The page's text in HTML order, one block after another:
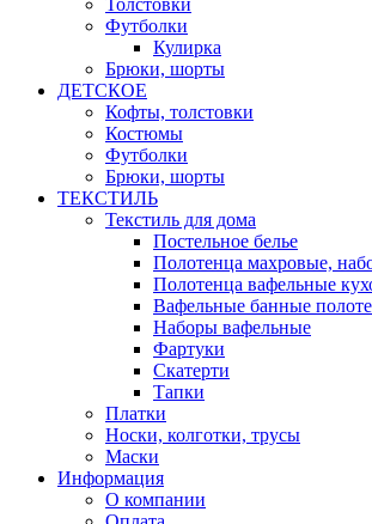
Толстовки
Футболки
Кулирка
Брюки, шорты
ДЕТСКОЕ
Кофты, толстовки
Костюмы
Футболки
Брюки, шорты
ТЕКСТИЛЬ
Текстиль для дома
Постельное белье
Полотенца махровые,
Полотенца вафельные
Вафельные банные
Наборы вафельные
Фартуки
Скатерти
Тапки
Платки
Носки, колготки, трусы
Маски
Информация
О компании